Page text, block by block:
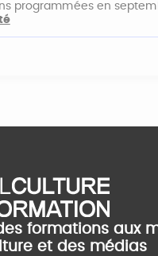
programmées en
formations aux
et des médias